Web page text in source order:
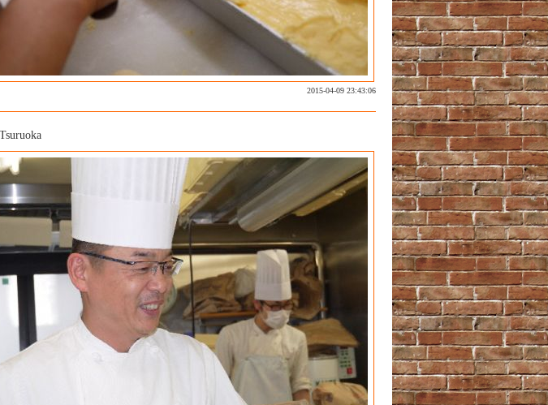
2015-04-09 23:43:06